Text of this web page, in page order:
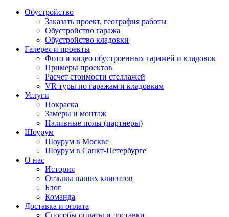
Обустройство
Заказать проект, география работы
Обустройство гаража
Обустройство кладовки
Галерея и проекты
Фото и видео обустроенных гаражей и кладовок
Примеры проектов
Расчет стоимости стеллажей
VR туры по гаражам и кладовкам
Услуги
Покраска
Замеры и монтаж
Наливные полы (партнеры)
Шоурум
Шоурум в Москве
Шоурум в Санкт-Петербурге
О нас
История
Отзывы наших клиентов
Блог
Команда
Доставка и оплата